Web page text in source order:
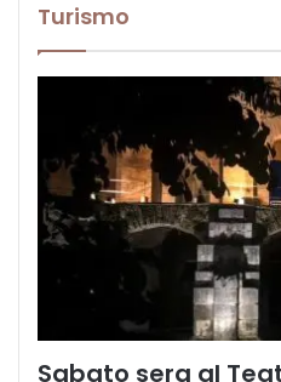
Turismo
Sabato sera al